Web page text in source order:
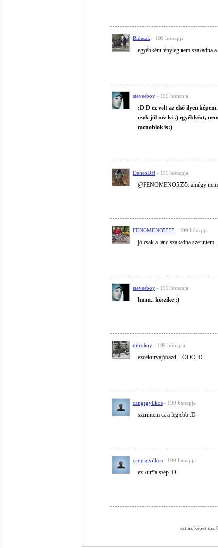
Rideszk - 199 hónapja
egyébként tényleg nem szakadna
steveeboy - 199 hónapja
:D:D ez volt az első ilyen
csak jól néz ki :) egyébként,
monoblok is:)
DenebDH - 199 hónapja
@FENOMENO5555: amúgy nem
FENOMENO5555 - 199 hónapja
jó csak a lánc szakadna szerintem...
steveeboy - 199 hónapja
hmm.. köszike ;)
nitroboy - 199 hónapja
ezdekurvajóbazd+ :OOO :D
cangagyilkos - 199 hónapja
szerintem ez a legjobb :D
cangagyilkos - 199 hónapja
ez kur*a szép :D
ezt az képet ma